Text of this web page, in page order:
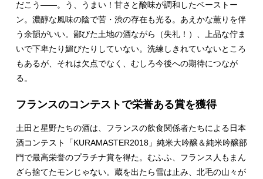
だこう――。う、うまい！甘さと酸味が調和したベーストー
ン。濃醇な風味の陰で苦・渋の存在も光る。あえかな薫りを伴
う余韻がいい。鄙びた土地の酒ながら（失礼！）、上品な佇ま
いで下卑たり媚びたりしていない。洗練しきれていないところ
もあるが、それは欠点でなく、むしろ今後への期待につなが
る。
フランスのコンテストで栄誉ある賞を獲得
土田と星野たちの酒は、フランスの飲食関係者たちによる日本
酒コンテスト「KURAMASTER2018」純米大吟醸＆純米吟醸部
門で最高栄誉のプラチナ賞を得た。むふふ、フランス人もまん
ざら捨てたモンじゃない。蔵を出たら雪は止み、北毛の山々が